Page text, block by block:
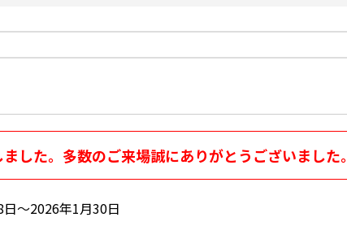
した。多数のご来場誠にありがとうございました。
〜2026年1月30日